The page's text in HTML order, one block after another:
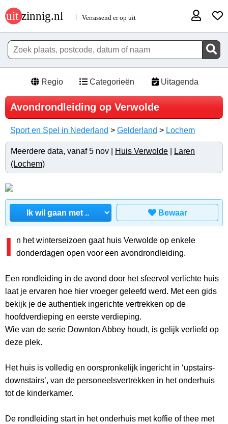
Regio Categorieën Uitagenda
Avondrondleiding op Verwolde
Sport en Spel in Nederland > Gelderland > Lochem
Meerdere data, vanaf 5 nov | Huis Verwolde
Laren
(Lochem)
Bewaar
I
n het winterseizoen gaat huis Verwolde op enkele
donderdagen open voor een avondrondleiding.
Een rondleiding in de avond door het sfeervol verlichte huis
laat je ervaren hoe hier vroeger geleefd werd. Met een gids
bekijk je de authentiek ingerichte vertrekken op de
hoofdverdieping en eerste verdieping.
Wie van de serie Downton Abbey houdt, is gelijk verliefd op
deze plek.
Het huis is volledig en oorspronkelijk ingericht in ‘upstairs-
downstairs’, van de personeelsvertrekken in het onderhuis
tot de kinderkamer.
De rondleiding start in het onderhuis met koffie of thee met